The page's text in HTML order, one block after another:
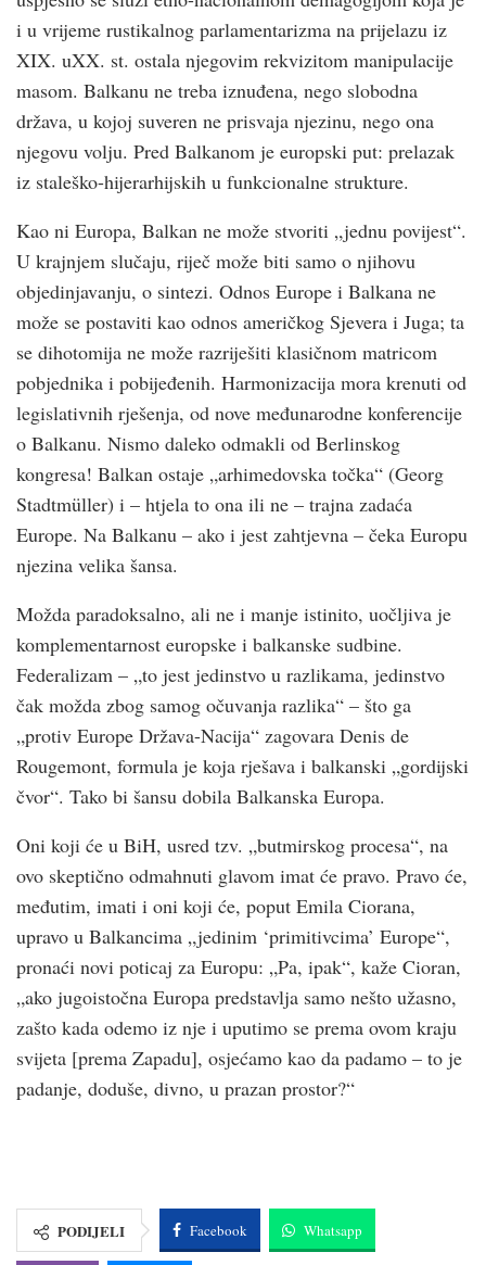
i u vrijeme rustikalnog parlamentarizma na prijelazu iz
XIX. uXX. st. ostala njegovim rekvizitom manipulacije
masom. Balkanu ne treba iznuđena, nego slobodna
država, u kojoj suveren ne prisvaja njezinu, nego ona
njegovu volju. Pred Balkanom je europski put: prelazak
iz staleško-hijerarhijskih u funkcionalne strukture.
Kao ni Europa, Balkan ne može stvoriti „jednu povijest“.
U krajnjem slučaju, riječ može biti samo o njihovu
objedinjavanju, o sintezi. Odnos Europe i Balkana ne
može se postaviti kao odnos američkog Sjevera i Juga; ta
se dihotomija ne može razriješiti klasičnom matricom
pobjednika i pobijeđenih. Harmonizacija mora krenuti od
legislativnih rješenja, od nove međunarodne konferencije
o Balkanu. Nismo daleko odmakli od Berlinskog
kongresa! Balkan ostaje „arhimedovska točka“ (Georg
Stadtmüller) i – htjela to ona ili ne – trajna zadaća
Europe. Na Balkanu – ako i jest zahtjevna – čeka Europu
njezina velika šansa.
Možda paradoksalno, ali ne i manje istinito, uočljiva je
komplementarnost europske i balkanske sudbine.
Federalizam – „to jest jedinstvo u razlikama, jedinstvo
čak možda zbog samog očuvanja razlika“ – što ga
„protiv Europe Država-Nacija“ zagovara Denis de
Rougemont, formula je koja rješava i balkanski „gordijski
čvor“. Tako bi šansu dobila Balkanska Europa.
Oni koji će u BiH, usred tzv. „butmirskog procesa“, na
ovo skeptično odmahnuti glavom imat će pravo. Pravo će,
međutim, imati i oni koji će, poput Emila Ciorana,
upravo u Balkancima „jedinim ‘primitivcima’ Europe“,
pronaći novi poticaj za Europu: „Pa, ipak“, kaže Cioran,
„ako jugoistočna Europa predstavlja samo nešto užasno,
zašto kada odemo iz nje i uputimo se prema ovom kraju
svijeta [prema Zapadu], osjećamo kao da padamo – to je
padanje, doduše, divno, u prazan prostor?“
PODIJELI Facebook Whatsapp